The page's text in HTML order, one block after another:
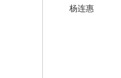
杨连惠